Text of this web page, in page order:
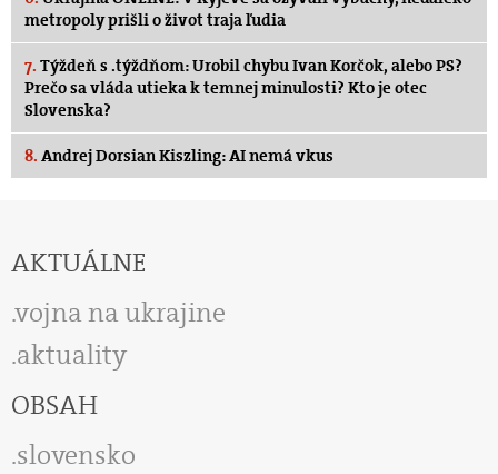
metropoly prišli o život traja ľudia
7. Týždeň s .týždňom: Urobil chybu Ivan Korčok, alebo PS?
Prečo sa vláda utieka k temnej minulosti? Kto je otec
Slovenska?
8. Andrej Dorsian Kiszling: AI nemá vkus
AKTUÁLNE
vojna na ukrajine
aktuality
OBSAH
slovensko